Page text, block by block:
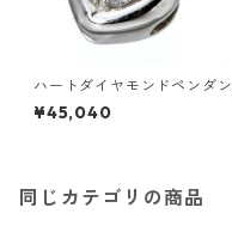
ハートダイヤモンドペンダン
ト/ネックレス ジュエリー ア
クセサリー レディース
¥45,040
同じカテゴリの商品